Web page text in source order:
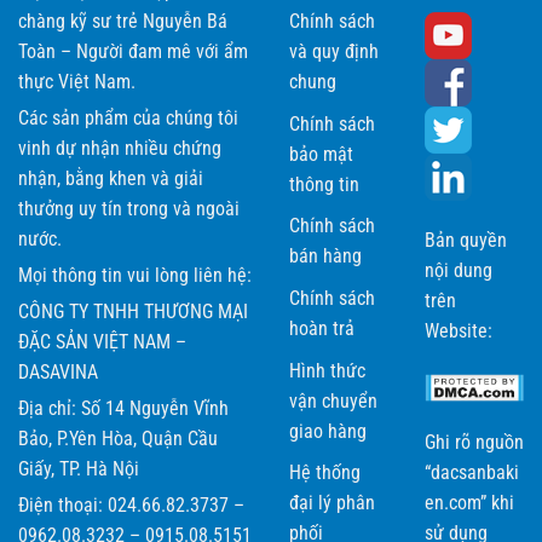
chàng kỹ sư trẻ Nguyễn Bá
Toàn – Người đam mê với ẩm
thực Việt Nam.
Các sản phẩm của chúng tôi
vinh dự nhận nhiều chứng
nhận, bằng khen và giải
thưởng uy tín trong và ngoài
nước.
Mọi thông tin vui lòng liên hệ:
CÔNG TY TNHH THƯƠNG MẠI
ĐẶC SẢN VIỆT NAM –
DASAVINA
Địa chỉ: Số 14 Nguyễn Vĩnh
Bảo, P.Yên Hòa, Quận Cầu
Giấy, TP. Hà Nội
Điện thoại: 024.66.82.3737 –
0962.08.3232 – 0915.08.5151
Chính sách
và quy định
chung
Chính sách
bảo mật
thông tin
Chính sách
bán hàng
Chính sách
hoàn trả
Hình thức
vận chuyển
giao hàng
Hệ thống
đại lý phân
phối
Bản quyền
nội dung
trên
Website:
Ghi rõ nguồn
“dacsanbaki
en.com” khi
sử dụng